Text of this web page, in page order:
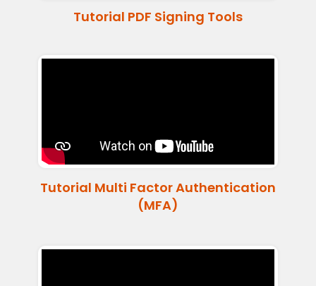
Tutorial PDF Signing Tools
Tutorial Multi Factor Authentication
(MFA)